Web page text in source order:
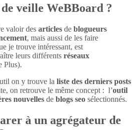
veille WeBBoard ?
valoir des articles de blogueurs
, mais aussi de les faire
je trouve intéressant, est
leurs différents réseaux
Plus).
on y trouve la liste des derniers posts
on retrouve le même concept : l’outil
nouvelles de blogs seo sélectionnés.
à un agrégateur de